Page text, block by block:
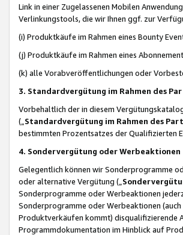
Link in einer Zugelassenen Mobilen
Verlinkungstools, die wir Ihnen ggf. zur
(i) Produktkäufe im Rahmen eines Bounty
(j) Produktkäufe im Rahmen eines
(k) alle Vorabveröffentlichungen oder
3. Standardvergütung im Rahmen des
Vorbehaltlich der in diesem
(„ Standardvergütung im Rahmen des
bestimmten Prozentsatzes der Qualifizierten
4. Sondervergütung oder Werbeaktionen
Gelegentlich können wir Sonderprogramme
oder alternative Vergütung („
Sonderprogramme oder Werbeaktionen
Sonderprogramme oder Werbeaktionen
Produktverkäufen kommt) disqualifizierende
Programmdokumentation im Hinblick auf